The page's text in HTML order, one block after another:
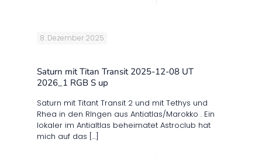
8. Dezember 2025
Saturn mit Titan Transit 2025-12-08 UT
2026_1 RGB S up
Saturn mit Titant Transit 2 und mit Tethys und
Rhea in den RIngen aus Antiatlas/Marokko . Ein
lokaler im Antialtlas beheimatet Astroclub hat
mich auf das […]